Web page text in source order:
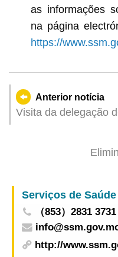
as informações
na página
https://
Anterior notícia
Visita da delegação
Serviços de Saúde
（853）2831 3731
http://